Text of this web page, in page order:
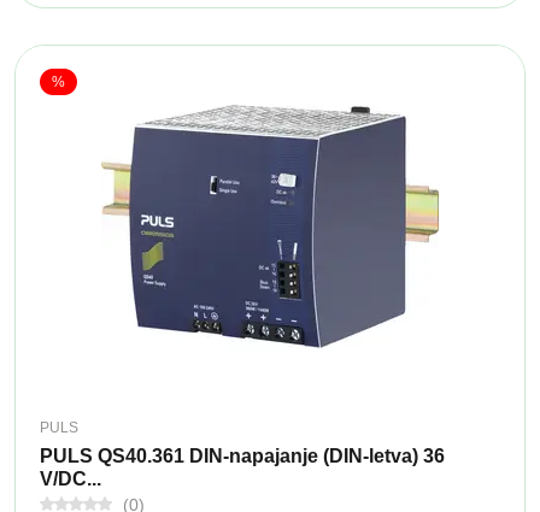
%
PULS
PULS QS40.361 DIN-napajanje (DIN-letva) 36
V/DC...
(0)